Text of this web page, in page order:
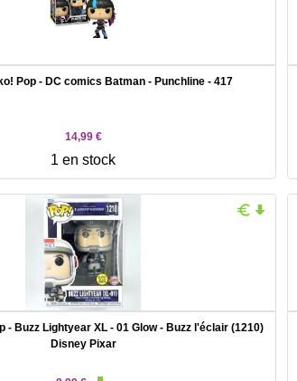
Pop - DC comics Batman - Punchline - 417
14,99 €
1 en stock
- Buzz Lightyear XL - 01 Glow - Buzz l'éclair (1210)
Disney Pixar